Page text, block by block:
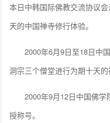
本日中韩国际佛教交流协议
天的中国禅寺修行体验。
2000年6月9日至18日中国
洞宗三个僧堂进行为期十天的
2000年9月12日中国佛学
授称号。